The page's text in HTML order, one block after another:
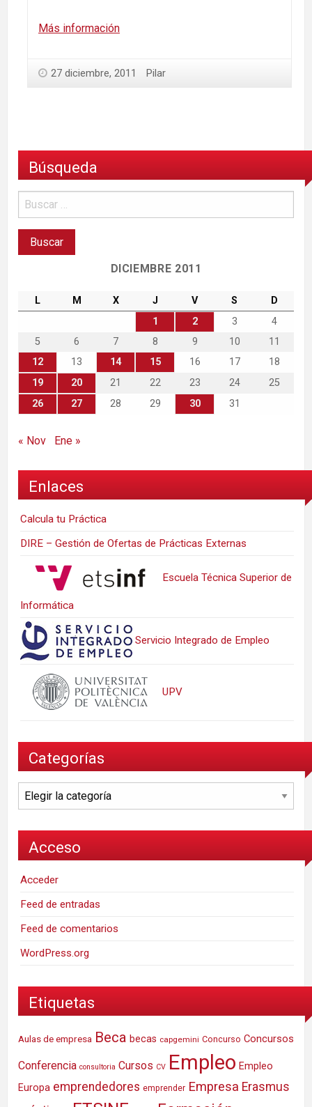
Más información
27 diciembre, 2011 Pilar
Búsqueda
DICIEMBRE 2011
L M X J V S
D
1
2 3
4
5
6 7 8 9 10
11
12
13 14 15 16 17
18
19
20 21 22 23 24
25
26
27 28 29 30 31
« Nov Ene »
Enlaces
Calcula tu Práctica
DIRE – Gestión de Ofertas de Prácticas Externas
Escuela Técnica Superior de
Informática
Servicio Integrado de Empleo
UPV
Categorías
Categorías
Acceso
Acceder
Feed de entradas
Feed de comentarios
WordPress.org
Etiquetas
Aulas de empresa Beca becas capgemini Concurso Concursos
Conferencia consultoria Cursos CV Empleo Empleo
Europa emprendedores emprender Empresa Erasmus